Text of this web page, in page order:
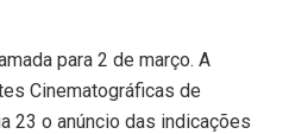
para 2 de março. A
Cinematográficas de
23 o anúncio das indicações